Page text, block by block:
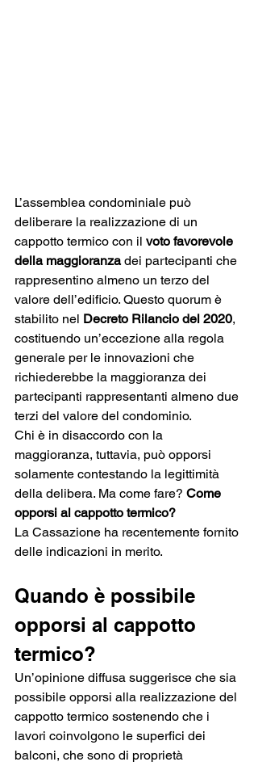
L’assemblea condominiale può
deliberare la realizzazione di un
cappotto termico con il voto favorevole
della maggioranza dei partecipanti che
rappresentino almeno un terzo del
valore dell’edificio. Questo quorum è
stabilito nel Decreto Rilancio del 2020,
costituendo un’eccezione alla regola
generale per le innovazioni che
richiederebbe la maggioranza dei
partecipanti rappresentanti almeno due
terzi del valore del condominio.
Chi è in disaccordo con la
maggioranza, tuttavia, può opporsi
solamente contestando la legittimità
della delibera. Ma come fare? Come
opporsi al cappotto termico?
La Cassazione ha recentemente fornito
delle indicazioni in merito.
Quando è possibile
opporsi al cappotto
termico?
Un’opinione diffusa suggerisce che sia
possibile opporsi alla realizzazione del
cappotto termico sostenendo che i
lavori coinvolgono le superfici dei
balconi, che sono di proprietà